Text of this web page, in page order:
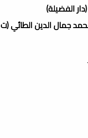
الفضيلة)
الدين الطائي (ت 672 هـ)